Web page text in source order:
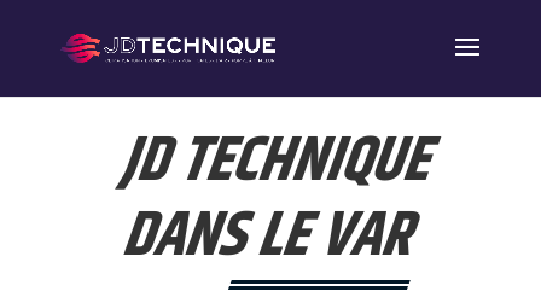
JD TECHNIQUE
DANS LE VAR